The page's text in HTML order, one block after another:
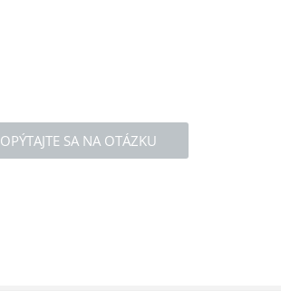
OPÝTAJTE SA NA OTÁZKU